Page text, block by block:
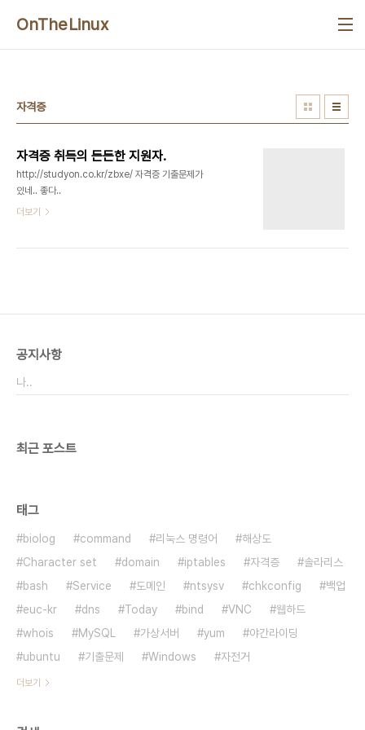
OnTheLinux
자격증
자격증 취득의 든든한 지원자.
http://studyon.co.kr/zbxe/ 자격증 기출문제가
있네.. 좋다..
더보기
공지사항
나..
최근 포스트
태그
biolog command 리눅스 명령어
해상도
Character set
domain iptables 자격증
솔라리스
bash
Service 도메인 ntsysv chkconfig
백업
euc-kr
dns Today bind VNC
웹하드
whois
MySQL 가상서버 yum
야간라이딩
ubuntu
기출문제 Windows 자전거
더보기